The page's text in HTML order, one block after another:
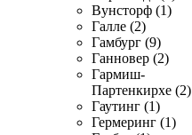
Вунсторф (1)
Галле (2)
Гамбург (9)
Ганновер (2)
Гармиш-
Партенкирхе (2)
Гаутинг (1)
Гермеринг (1)